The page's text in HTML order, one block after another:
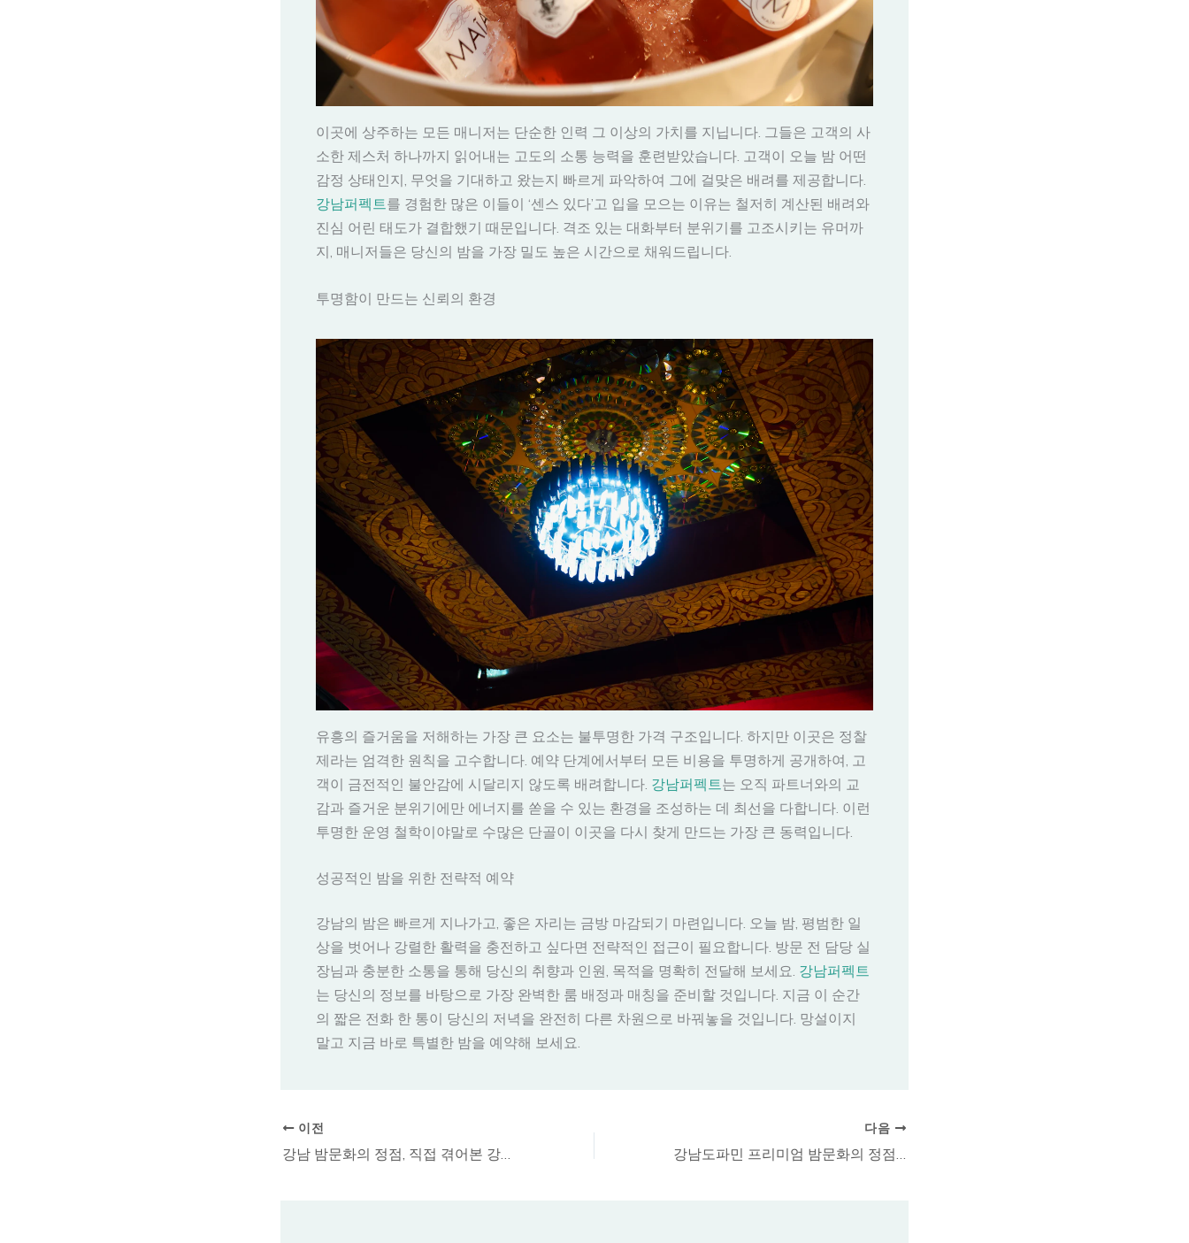
이곳에 상주하는 모든 매니저는 단순한 인력 그 이상의 가치를 지닙니다. 그들은 고객의 사
소한 제스처 하나까지 읽어내는 고도의 소통 능력을 훈련받았습니다. 고객이 오늘 밤 어떤
감정 상태인지, 무엇을 기대하고 왔는지 빠르게 파악하여 그에 걸맞은 배려를 제공합니다.
강남퍼펙트를 경험한 많은 이들이 ‘센스 있다’고 입을 모으는 이유는 철저히 계산된 배려와
진심 어린 태도가 결합했기 때문입니다. 격조 있는 대화부터 분위기를 고조시키는 유머까
지, 매니저들은 당신의 밤을 가장 밀도 높은 시간으로 채워드립니다.
투명함이 만드는 신뢰의 환경
유흥의 즐거움을 저해하는 가장 큰 요소는 불투명한 가격 구조입니다. 하지만 이곳은 정찰
제라는 엄격한 원칙을 고수합니다. 예약 단계에서부터 모든 비용을 투명하게 공개하여, 고
객이 금전적인 불안감에 시달리지 않도록 배려합니다. 강남퍼펙트는 오직 파트너와의 교
감과 즐거운 분위기에만 에너지를 쏟을 수 있는 환경을 조성하는 데 최선을 다합니다. 이런
투명한 운영 철학이야말로 수많은 단골이 이곳을 다시 찾게 만드는 가장 큰 동력입니다.
성공적인 밤을 위한 전략적 예약
강남의 밤은 빠르게 지나가고, 좋은 자리는 금방 마감되기 마련입니다. 오늘 밤, 평범한 일
상을 벗어나 강렬한 활력을 충전하고 싶다면 전략적인 접근이 필요합니다. 방문 전 담당 실
장님과 충분한 소통을 통해 당신의 취향과 인원, 목적을 명확히 전달해 보세요. 강남퍼펙트
는 당신의 정보를 바탕으로 가장 완벽한 룸 배정과 매칭을 준비할 것입니다. 지금 이 순간
의 짧은 전화 한 통이 당신의 저녁을 완전히 다른 차원으로 바꿔놓을 것입니다. 망설이지
말고 지금 바로 특별한 밤을 예약해 보세요.
이전 다음